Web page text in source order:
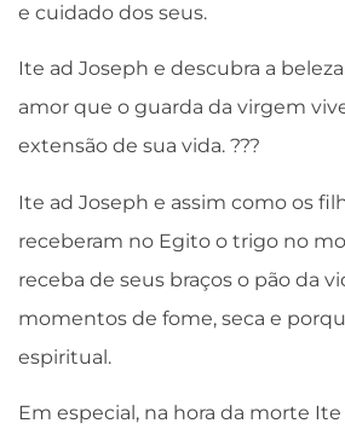
e cuidado dos seus.
Ite ad Joseph e descubra a
amor que o guarda da virgem
extensão de sua vida. ???
Ite ad Joseph e assim como os
receberam no Egito o trigo no
receba de seus braços o pão da
momentos de fome, seca e
espiritual.
Em especial, na hora da morte